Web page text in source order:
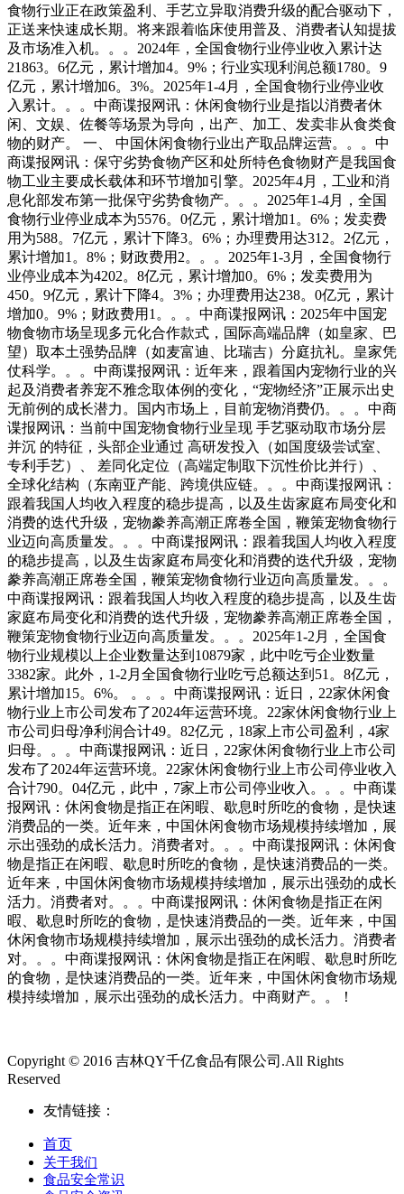
食物行业正在政策盈利、手艺立异取消费升级的配合驱动下，
正送来快速成长期。将来跟着临床使用普及、消费者认知提拔
及市场准入机。。。2024年，全国食物行业停业收入累计达
21863。6亿元，累计增加4。9%；行业实现利润总额1780。9
亿元，累计增加6。3%。2025年1-4月，全国食物行业停业收
入累计。。。中商谍报网讯：休闲食物行业是指以消费者休
闲、文娱、佐餐等场景为导向，出产、加工、发卖非从食类食
物的财产。 一、 中国休闲食物行业出产取品牌运营。。。中
商谍报网讯：保守劣势食物产区和处所特色食物财产是我国食
物工业主要成长载体和环节增加引擎。2025年4月，工业和消
息化部发布第一批保守劣势食物产。。。2025年1-4月，全国
食物行业停业成本为5576。0亿元，累计增加1。6%；发卖费
用为588。7亿元，累计下降3。6%；办理费用达312。2亿元，
累计增加1。8%；财政费用2。。。2025年1-3月，全国食物行
业停业成本为4202。8亿元，累计增加0。6%；发卖费用为
450。9亿元，累计下降4。3%；办理费用达238。0亿元，累计
增加0。9%；财政费用1。。。中商谍报网讯：2025年中国宠
物食物市场呈现多元化合作款式，国际高端品牌（如皇家、巴
望）取本土强势品牌（如麦富迪、比瑞吉）分庭抗礼。皇家凭
仗科学。。。中商谍报网讯：近年来，跟着国内宠物行业的兴
起及消费者养宠不雅念取体例的变化，“宠物经济”正展示出史
无前例的成长潜力。国内市场上，目前宠物消费仍。。。中商
谍报网讯：当前中国宠物食物行业呈现 手艺驱动取市场分层
并沉 的特征，头部企业通过 高研发投入（如国度级尝试室、
专利手艺）、 差同化定位（高端定制取下沉性价比并行）、
全球化结构（东南亚产能、跨境供应链。。。中商谍报网讯：
跟着我国人均收入程度的稳步提高，以及生齿家庭布局变化和
消费的迭代升级，宠物豢养高潮正席卷全国，鞭策宠物食物行
业迈向高质量发。。。中商谍报网讯：跟着我国人均收入程度
的稳步提高，以及生齿家庭布局变化和消费的迭代升级，宠物
豢养高潮正席卷全国，鞭策宠物食物行业迈向高质量发。。。
中商谍报网讯：跟着我国人均收入程度的稳步提高，以及生齿
家庭布局变化和消费的迭代升级，宠物豢养高潮正席卷全国，
鞭策宠物食物行业迈向高质量发。。。2025年1-2月，全国食
物行业规模以上企业数量达到10879家，此中吃亏企业数量
3382家。此外，1-2月全国食物行业吃亏总额达到51。8亿元，
累计增加15。6%。 。。。中商谍报网讯：近日，22家休闲食
物行业上市公司发布了2024年运营环境。22家休闲食物行业上
市公司归母净利润合计49。82亿元，18家上市公司盈利，4家
归母。。。中商谍报网讯：近日，22家休闲食物行业上市公司
发布了2024年运营环境。22家休闲食物行业上市公司停业收入
合计790。04亿元，此中，7家上市公司停业收入。。。中商谍
报网讯：休闲食物是指正在闲暇、歇息时所吃的食物，是快速
消费品的一类。近年来，中国休闲食物市场规模持续增加，展
示出强劲的成长活力。消费者对。。。中商谍报网讯：休闲食
物是指正在闲暇、歇息时所吃的食物，是快速消费品的一类。
近年来，中国休闲食物市场规模持续增加，展示出强劲的成长
活力。消费者对。。。中商谍报网讯：休闲食物是指正在闲
暇、歇息时所吃的食物，是快速消费品的一类。近年来，中国
休闲食物市场规模持续增加，展示出强劲的成长活力。消费者
对。。。中商谍报网讯：休闲食物是指正在闲暇、歇息时所吃
的食物，是快速消费品的一类。近年来，中国休闲食物市场规
模持续增加，展示出强劲的成长活力。中商财产。。！
Copyright © 2016 吉林QY千亿食品有限公司.All Rights
Reserved
友情链接：
首页
关于我们
食品安全常识